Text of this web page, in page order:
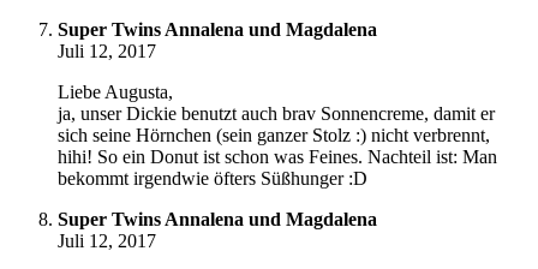
Super Twins Annalena und Magdalena
Juli 12, 2017
Liebe Augusta,
ja, unser Dickie benutzt auch brav Sonnencreme, damit er
sich seine Hörnchen (sein ganzer Stolz :) nicht verbrennt,
hihi! So ein Donut ist schon was Feines. Nachteil ist: Man
bekommt irgendwie öfters Süßhunger :D
Super Twins Annalena und Magdalena
Juli 12, 2017